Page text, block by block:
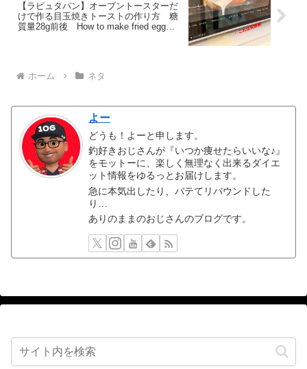
【ラピュタパン】オーブントースターだ
けで作る目玉焼きトーストの作り方 糖
質量28g前後 How to make fried egg
ホーム ネタ
よー
どうも！よーと申します。
釣好きおじさんが『いつか痩せたらいいな♪』
をモットーに、楽しく無理なく出来るダイエ
ット情報をゆるっとお届けします。
急に本気出したり、バテてリバウンドした
り…
ありのままのおじさんのブログです。